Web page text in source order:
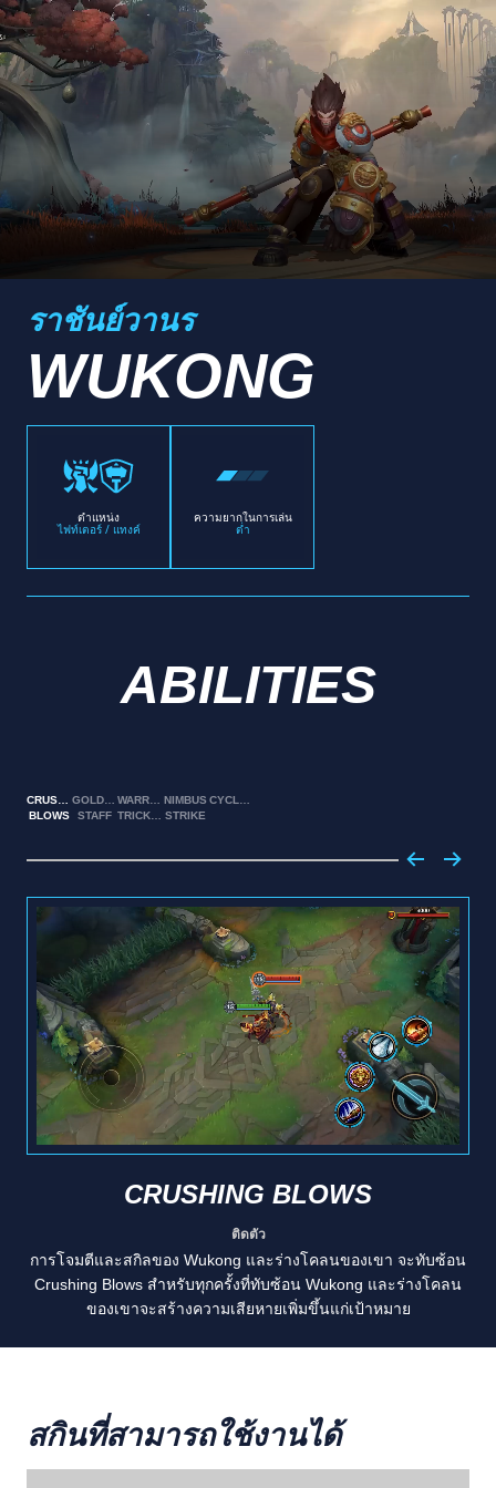
ราชันย์วานร
WUKONG
ตำแหน่ง
ไฟท์เตอร์ / แทงค์
ความยากในการเล่น
ต่ำ
ABILITIES
CRUSHING
BLOWS
GOLDEN
STAFF
WARRIORNIMBUS
STRIKE
CRUSHING BLOWS
ติดตัว
การโจมตีและสกิลของ Wukong และร่างโคลนของเขา จะทับซ้อน
Crushing Blows สำหรับทุกครั้งที่ทับซ้อน Wukong และร่างโคลน
ของเขาจะสร้างความเสียหายเพิ่มขึ้นแก่เป้าหมาย
สกินที่สามารถใช้งานได้